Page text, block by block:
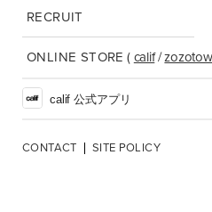
RECRUIT
ONLINE STORE ( calif/
calif 公式アプリ
CONTACT SITE POLICY